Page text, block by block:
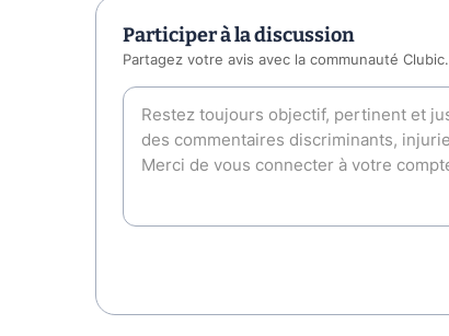
Participer à la discussion
Partagez votre avis avec la communauté Clubic.